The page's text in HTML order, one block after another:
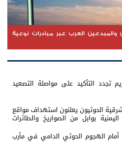
والمبدعين العرب عبر مبادرات نوعية
تجدد التأكيد على مواصلة التصعيد
الحوثيون يعلنون استهداف مواقع
بوابل من الصواريخ والطائرات
أمام الهجوم الحوثي الدامي في مأرب